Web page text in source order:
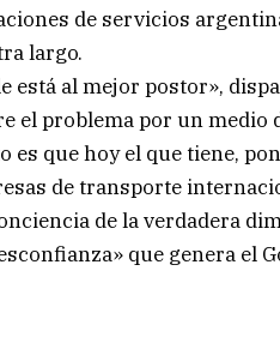
de servicios
largo.
está al mejor postor»,
el problema por un medio
es que hoy el que tiene,
de transporte
de la verdadera
que genera el